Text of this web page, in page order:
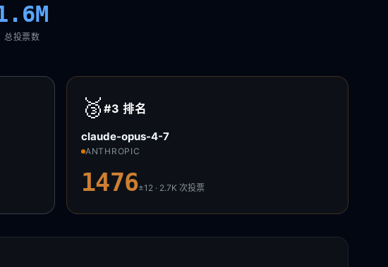
总投票数
🥉 #3排名
claude-opus-4-7
ANTHROPIC
1476±12 · 2.7K次投票